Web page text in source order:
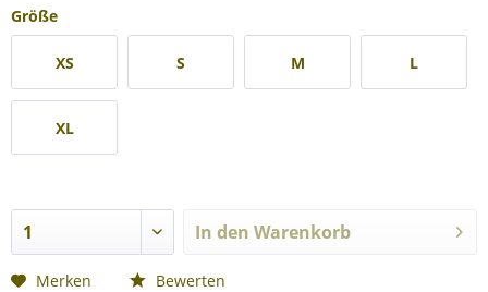
Größe
XS S M L
XL
In den Warenkorb
Merken Bewerten